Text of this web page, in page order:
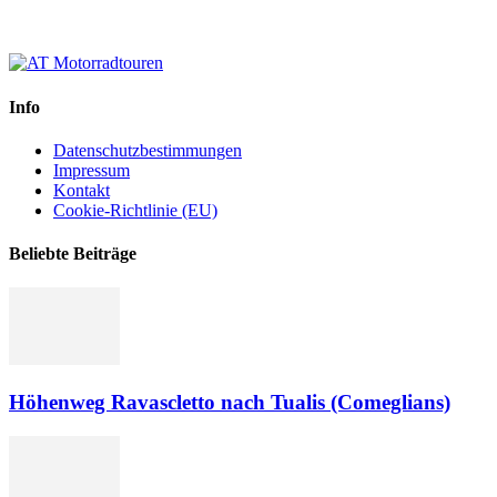
Info
Datenschutzbestimmungen
Impressum
Kontakt
Cookie-Richtlinie (EU)
Beliebte Beiträge
Höhenweg Ravascletto nach Tualis (Comeglians)